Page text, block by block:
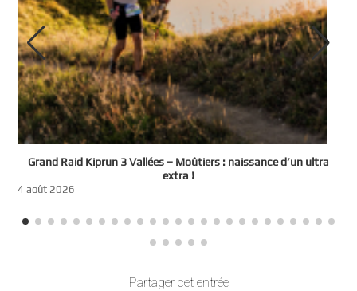
Grand Raid Kiprun 3 Vallées – Moûtiers : naissance d’un ultra
extra !
4 août 2026
Partager cet entrée